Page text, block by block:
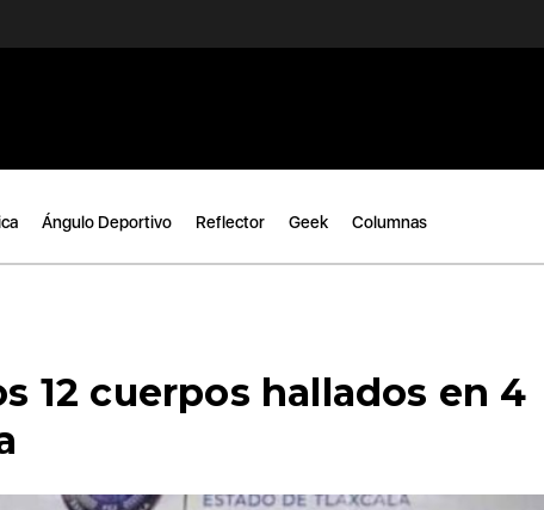
Ángulo Deportivo Reflector Geek Columnas
12 cuerpos hallados en 4